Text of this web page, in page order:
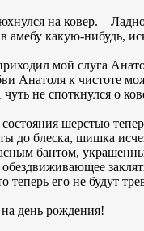
на ковер. –
амебу какую-нибудь,
мой слуга
Анатоля к чистоте
не споткнулся о
шерстью
до блеска, шишка
бантом,
теперь его не будут
день рождения!